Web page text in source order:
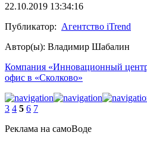
22.10.2019 13:34:16
Публикатор: Агентство iTrend
Автор(ы): Владимир Шабалин
Компания «Инновационный
офис в «Сколково»
3 4 5 6 7
Реклама на самоВоде